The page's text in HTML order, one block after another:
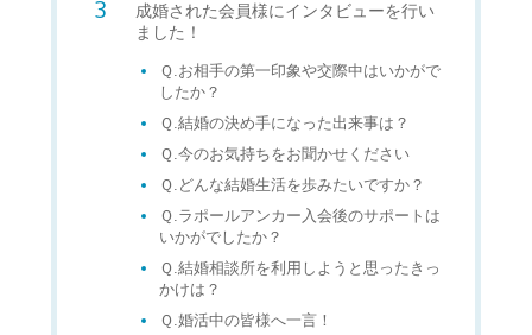
成婚された会員様にインタビューを行い
ました！
Ｑ.お相手の第一印象や交際中はいかがで
したか？
Ｑ.結婚の決め手になった出来事は？
Ｑ.今のお気持ちをお聞かせください
Ｑ.どんな結婚生活を歩みたいですか？
Ｑ.ラポールアンカー入会後のサポートは
いかがでしたか？
Ｑ.結婚相談所を利用しようと思ったきっ
かけは？
Ｑ.婚活中の皆様へ一言！